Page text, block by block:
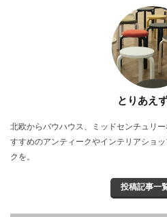
とりあえ
北欧からバウハウス、ミッドセンチュリ
すすめのアンティークやインテリアショ
クを。
投稿記事一